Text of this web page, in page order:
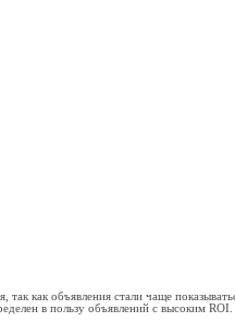
как объявления стали чаще
в пользу объявлений с высоким